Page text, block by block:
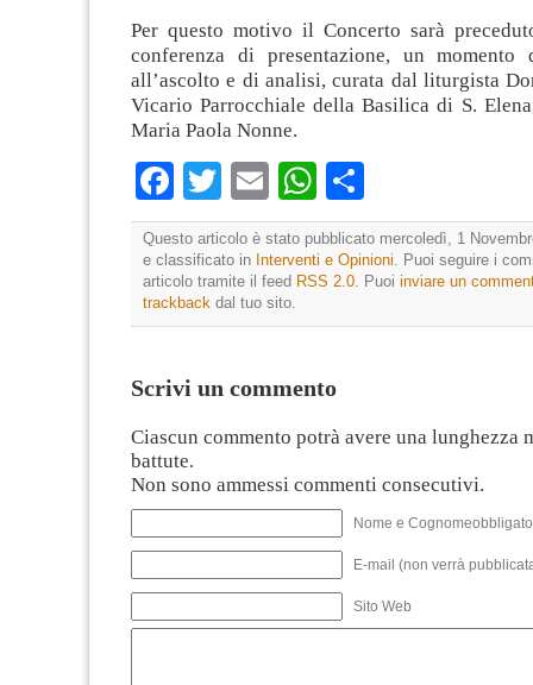
Per questo motivo il Concerto sarà
conferenza di presentazione, un momento
all’ascolto e di analisi, curata dal liturgista
Vicario Parrocchiale della Basilica di S.
Maria Paola Nonne.
Facebook
TwitterEmailWhatsApp
Questo articolo è stato pubblicato mercoledì, 1
e classificato in Interventi e Opinioni . Puoi seguire i
articolo tramite il feed RSS 2.0 . Puoi inviare un
trackback dal tuo sito.
Scrivi un commento
Ciascun commento potrà avere una lunghezza
battute.
Non sono ammessi commenti consecutivi.
Nome e
E-mail (non verrà
Sito Web